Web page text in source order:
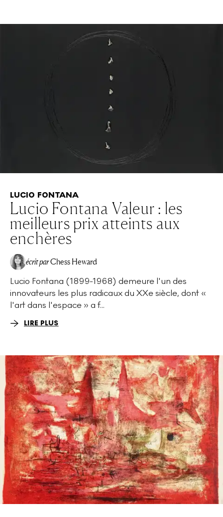
LUCIO FONTANA
Lucio Fontana Valeur : les
meilleurs prix atteints aux
enchères
écrit parChess Heward
Lucio Fontana (1899-1968) demeure l'un des
innovateurs les plus radicaux du XXe siècle, dont «
l'art dans l'espace » a f...
LIRE PLUS